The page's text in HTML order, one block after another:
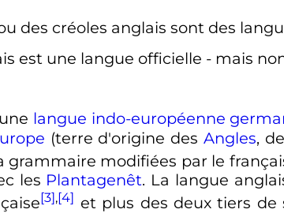
des créoles anglais sont des
est une langue officielle - mais
langue indo-européenne
(terre d'origine desAngles,
grammaire modifiées par le
les Plantagenêt. La langue
[3],[4] et plus des deux tiers